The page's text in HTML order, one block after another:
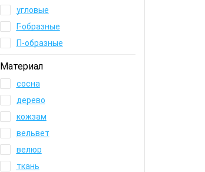
угловые
Г-образные
П-образные
Материал
сосна
дерево
кожзам
вельвет
велюр
ткань